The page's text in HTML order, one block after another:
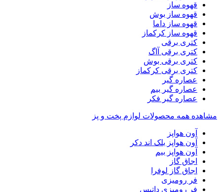
قهوه ساز
قهوه ساز بوش
قهوه ساز داما
قهوه ساز کرکماز
کتری برقی
کتری برقی آاگ
کتری برقی بوش
کتری برقی کرکماز
عصاره گیر
عصاره گیر بیم
عصاره گیر فکر
مشاهده همه محصولات لوازم پخت و پز
آون هواپز
آون هواپز بلک اند دکر
آون هواپز بیم
اجاق گاز
اجاق گاز لوفرا
فر رومیزی
فر رومیزی داتیس